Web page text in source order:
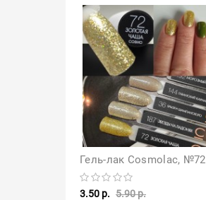
Гель-лак Cosmolac, №72
3.50 р. 5.90 р.